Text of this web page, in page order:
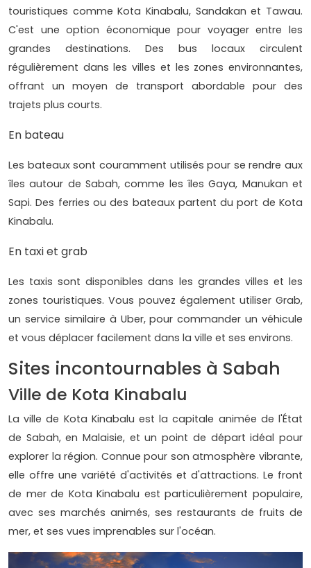
touristiques comme Kota Kinabalu, Sandakan et Tawau.
C'est une option économique pour voyager entre les
grandes destinations. Des bus locaux circulent
régulièrement dans les villes et les zones environnantes,
offrant un moyen de transport abordable pour des
trajets plus courts.
En bateau
Les bateaux sont couramment utilisés pour se rendre aux
îles autour de Sabah, comme les îles Gaya, Manukan et
Sapi. Des ferries ou des bateaux partent du port de Kota
Kinabalu.
En taxi et grab
Les taxis sont disponibles dans les grandes villes et les
zones touristiques. Vous pouvez également utiliser Grab,
un service similaire à Uber, pour commander un véhicule
et vous déplacer facilement dans la ville et ses environs.
Sites incontournables à Sabah
Ville de Kota Kinabalu
La ville de Kota Kinabalu est la capitale animée de l'État
de Sabah, en Malaisie, et un point de départ idéal pour
explorer la région. Connue pour son atmosphère vibrante,
elle offre une variété d'activités et d'attractions. Le front
de mer de Kota Kinabalu est particulièrement populaire,
avec ses marchés animés, ses restaurants de fruits de
mer, et ses vues imprenables sur l'océan.